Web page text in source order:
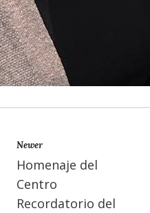
Newer
Homenaje del
Centro
Recordatorio del